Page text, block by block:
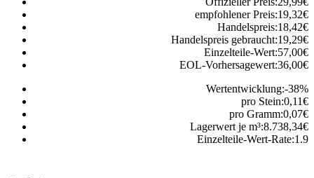
empfohlener Preis:19,32€
Handelspreis:18,42€
Handelspreis gebraucht:19,29€
Einzelteile-Wert:57,00€
EOL-Vorhersagewert:36,00€
Wertentwicklung:-38%
pro Stein:0,11€
pro Gramm:0,07€
Lagerwert je m³:8.738,34€
Einzelteile-Wert-Rate:1.9